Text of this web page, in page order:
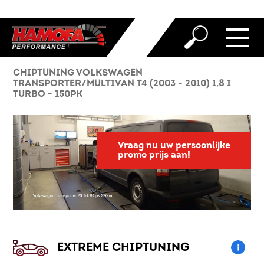
CHIPTUNING VOLKSWAGEN
TRANSPORTER/MULTIVAN T4 (2003 - 2010) 1.8 I
TURBO - 150PK
Vraag nu uw persoonlijke
promo prijs aan!
EXTREME CHIPTUNING